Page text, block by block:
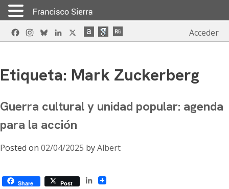
Skip
to
FacebookInstagram
BlueskyLinkedIn Acceder
Etiqueta: Mark Zuckerberg
Guerra cultural y unidad popular: agenda
para la acción
Posted on 02/04/2025 byAlbert
Share Post
LinkedIn